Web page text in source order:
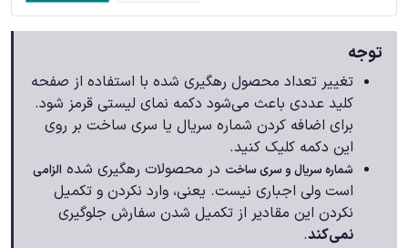
توجه
تغییر تعداد محصول رهگیری شده با استفاده از صفحه
کلید عددی باعث می‌شود دکمه نمای لیستی قرمز شود.
برای اضافه کردن شماره سریال یا سری ساخت بر روی
این دکمه کلیک کنید.
شماره سریال و سری ساخت در محصولات رهگیری شده الزامی
است ولی اجباری نیست. یعنی، وارد نکردن و تکمیل
نکردن این مقادیر از تکمیل شدن سفارش جلوگیری
نمی‌کند.